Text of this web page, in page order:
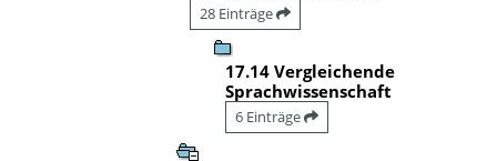
28 Einträge
17.14 Vergleichende
Sprachwissenschaft
6 Einträge